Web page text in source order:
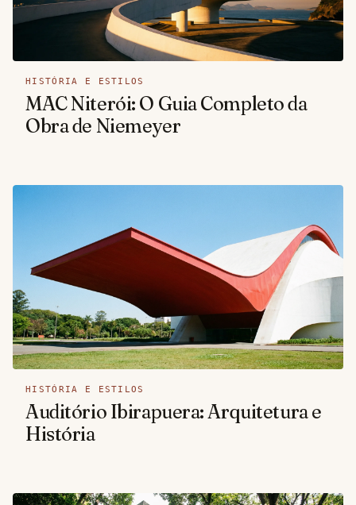
HISTÓRIA E ESTILOS
MAC Niterói: O Guia Completo da
Obra de Niemeyer
HISTÓRIA E ESTILOS
Auditório Ibirapuera: Arquitetura e
História